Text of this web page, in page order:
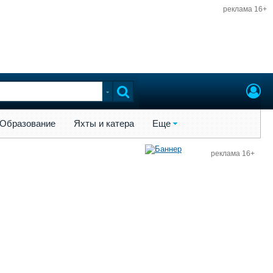
реклама 16+
Образование Яхты и катера Еще
реклама 16+